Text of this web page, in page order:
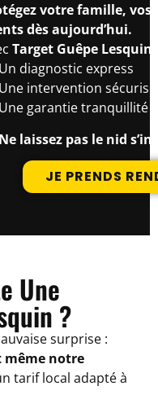
votre famille, vos
dès aujourd’hui.
Target Guêpe Lesquin
Un diagnostic express
Une intervention
Une garantie tranquillité
Ne laissez pas le nid
JE PRENDS
Une
?
surprise :
même notre
tarif local adapté à